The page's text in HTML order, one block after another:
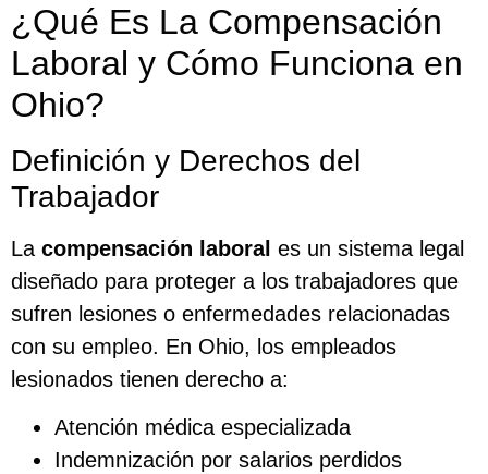
¿Qué Es La Compensación
Laboral y Cómo Funciona en
Ohio?
Definición y Derechos del
Trabajador
La compensación laboral es un sistema legal
diseñado para proteger a los trabajadores que
sufren lesiones o enfermedades relacionadas
con su empleo. En Ohio, los empleados
lesionados tienen derecho a:
Atención médica especializada
Indemnización por salarios perdidos